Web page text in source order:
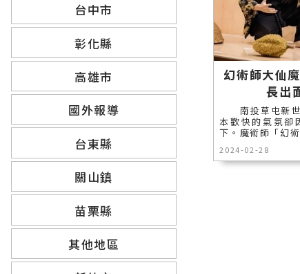
台中市
彰化縣
高雄市
國外報導
台東縣
關山鎮
苗栗縣
其他地區
幻術師大仙
長出
南投草屯新世
本歡快的氣氛卻
下。魔術師「幻
2024-02-28